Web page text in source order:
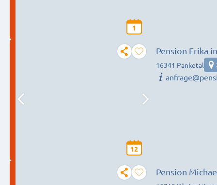
1
12
Pension Erika
16341 Panketal
Pension